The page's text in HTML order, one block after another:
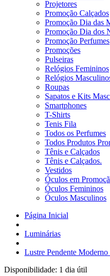
Projetores
Promoção Calçados
Promoção Dia das
Promoção Dia dos
Promoção Perfumes
Promoções
Pulseiras
Relógios Femininos
Relógios
Roupas
Sapatos e Kits
Smartphones
T-Shirts
Tenis Fila
Todos os Perfumes
Todos Produtos
Tênis e Calçados
Tênis e Calçados.
Vestidos
Óculos em
Óculos Femininos
Óculos Masculinos
Página Inicial
Luminárias
Lustre Pendente
Disponibilidade: 1 dia útil